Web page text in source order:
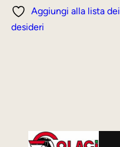
150,00 €.139,00 €.
Aggiungi alla lista dei
desideri